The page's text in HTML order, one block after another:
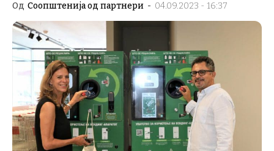
Од Соопштенија од партнери - 04.09.2023 - 16:37